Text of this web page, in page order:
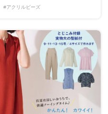
#アクリルビーズ